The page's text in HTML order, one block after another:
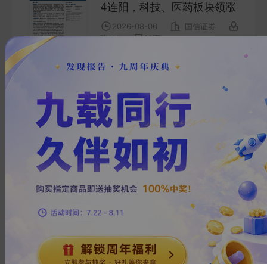
4连阳，科技、医药板块领涨
2026-08-06
国信证券
张***
16页
由创新高个股看市场投资热点
（第255期）
2026-08-06
国信证券
灰***
页
美国宣布对含多晶硅等产品加
征15%关税——每周海内外重
要政策跟踪